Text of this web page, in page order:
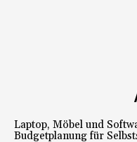
Laptop, Möbel und
Budgetplanung für